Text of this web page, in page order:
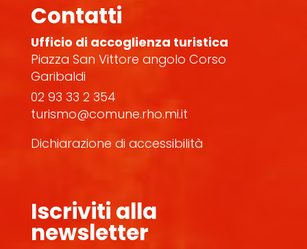
Contatti
Ufficio di accoglienza turistica
Piazza San Vittore angolo Corso
Garibaldi
02 93 33 2 354
turismo@comune.rho.mi.it
Dichiarazione di accessibilità
Iscriviti alla
newsletter